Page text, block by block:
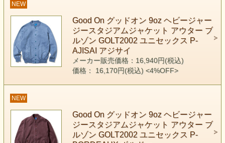
NEW
Good On グッドオン 9oz ヘビージャー
ジースタジアムジャケット アウター ブ
ルゾン GOLT2002 ユニセックス P-
AJISAI アジサイ
メーカー販売価格：16,940円(税込)
価格： 16,170円(税込) <4%OFF>
NEW
Good On グッドオン 9oz ヘビージャー
ジースタジアムジャケット アウター ブ
ルゾン GOLT2002 ユニセックス P-